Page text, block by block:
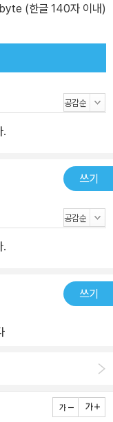
(한글 140자 이내)
.
쓰기
.
쓰기